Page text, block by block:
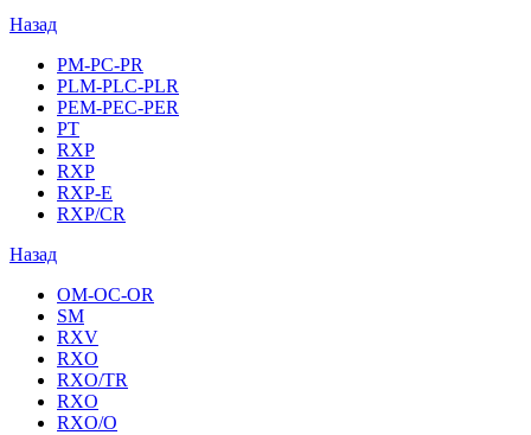
Назад
PM-PC-PR
PLM-PLC-PLR
PEM-PEC-PER
PT
RXP
RXP
RXP-E
RXP/CR
Назад
OM-OC-OR
SM
RXV
RXO
RXO/TR
RXO
RXO/O